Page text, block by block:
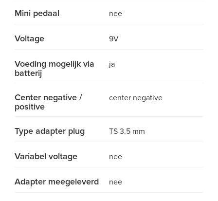
Mini pedaal nee
Voltage 9V
Voeding mogelijk via
batterij
ja
Center negative /
positive
center negative
Type adapter plug TS 3.5 mm
Variabel voltage nee
Adapter meegeleverd nee